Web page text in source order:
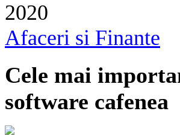
2020
Afaceri si Finante
Cele mai
software cafenea